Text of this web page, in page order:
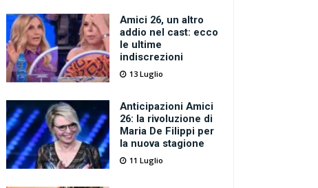
Amici 26, un altro
addio nel cast: ecco
le ultime
indiscrezioni
13 Luglio
Anticipazioni Amici
26: la rivoluzione di
Maria De Filippi per
la nuova stagione
11 Luglio